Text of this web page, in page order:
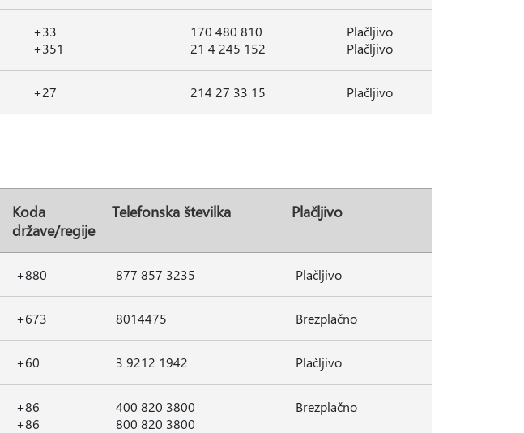
+33
+351
170 480 810
21 4 245 152
Plačljivo
Plačljivo
+27 214 27 33 15 Plačljivo
Koda
države/regije
Telefonska številka Plačljivo
+880 877 857 3235 Plačljivo
+673 8014475 Brezplačno
+60 3 9212 1942 Plačljivo
+86
+86
400 820 3800
800 820 3800
Brezplačno